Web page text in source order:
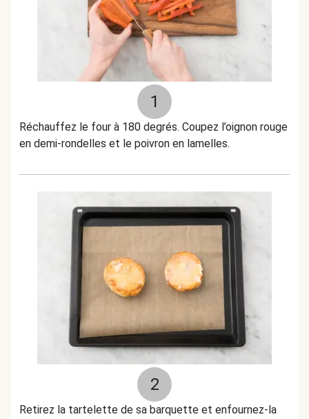
1
Réchauffez le four à 180 degrés. Coupez l’oignon rouge
en demi-rondelles et le poivron en lamelles.
2
Retirez la tartelette de sa barquette et enfournez-la